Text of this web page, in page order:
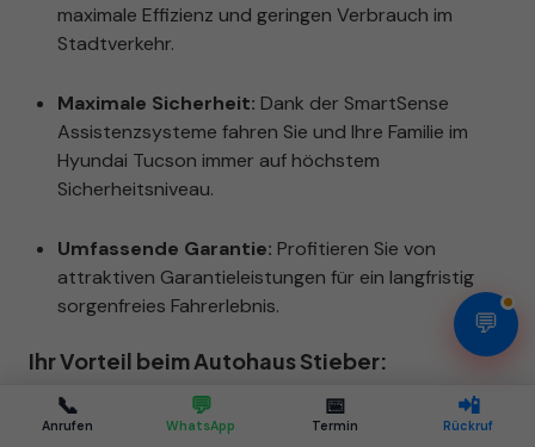
maximale Effizienz und geringen Verbrauch im
Stadtverkehr.
Maximale Sicherheit: Dank der SmartSense
Assistenzsysteme fahren Sie und Ihre Familie im
Hyundai Tucson immer auf höchstem
Sicherheitsniveau.
Umfassende Garantie: Profitieren Sie von
attraktiven Garantieleistungen für ein langfristig
sorgenfreies Fahrerlebnis.
Ihr Vorteil beim Autohaus Stieber:
Als Spezialist für
EU-Neuwagen und junge
Gebrauchte in Stuttgart
bieten wir Ihnen nicht nur
📞
Anrufen
💬
WhatsApp
📅
Termin
📲
Rückruf
💬